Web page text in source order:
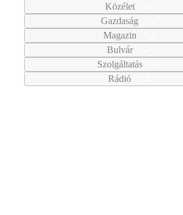
Közélet
Gazdaság
Magazin
Bulvár
Szolgáltatás
Rádió